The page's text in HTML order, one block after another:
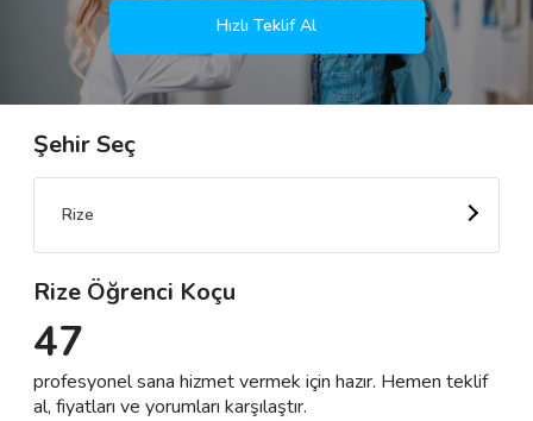
Kategoriler
🎈 Biz Kimiz?
🌟 Müşteri Değerlendirmeleri
Destek
İletişim
Hızlı Teklif Al
Şehir Seç
Rize
Rize Öğrenci Koçu
47
profesyonel sana hizmet vermek için hazır. Hemen teklif
al, fiyatları ve yorumları karşılaştır.